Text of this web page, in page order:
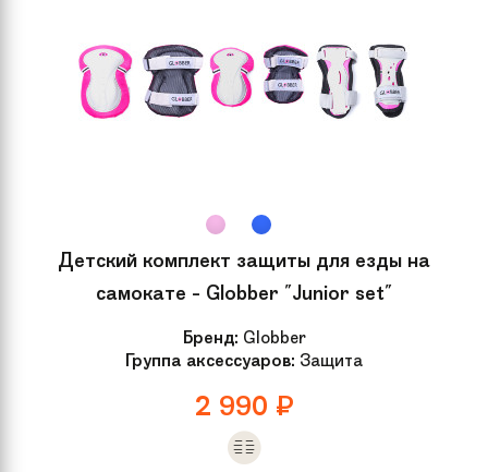
Максимальная
нагрузка
до 100 кг
Обода колес
сплава (холодная ковка)
Интегрированная с закрытыми
подшипниками
Широкие рукоятки "вихрь" 15 см с
пластиковыми наконечниками
Детский комплект защиты для езды на
самокате - Globber "Junior set"
Бренд: Globber
Группа аксессуаров: Защита
2 990 ₽